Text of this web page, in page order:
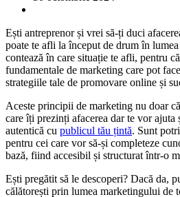
Ești antreprenor și vrei să-ți duci
poate te afli la început de drum în
contează în care situație te afli, pentru
fundamentale de marketing care pot
strategiile tale de promovare online și
Aceste principii de marketing nu doar
care îți prezinți afacerea dar te vor ajuta
autentică cu publicul tău țintă. Sunt
pentru cei care vor să-și completeze
bază, fiind accesibil și structurat într-o
Ești pregătit să le descoperi? Dacă da,
călătorești prin lumea marketingului de